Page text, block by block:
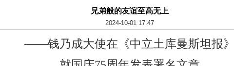
兄弟般的友谊至高无上
2024-10-01 17:47
——钱乃成大使在《中立土库曼斯坦报